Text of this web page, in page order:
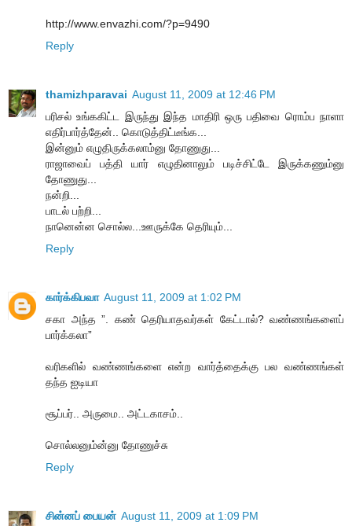
http://www.envazhi.com/?p=9490
Reply
thamizhparavai August 11, 2009 at 12:46 PM
பரிசல் உங்ககிட்ட இருந்து இந்த மாதிரி ஒரு பதிவை ரொம்ப நாளா
எதிர்பார்த்தேன்.. கொடுத்திட்டீங்க...
இன்னும் எழுதிருக்கலாம்னு தோணுது...
ராஜாவைப் பத்தி யார் எழுதினாலும் படிச்சிட்டே இருக்கணும்னு
தோணுது...
நன்றி...
பாடல் பற்றி...
நானென்ன சொல்ல...ஊருக்கே தெரியும்...
Reply
கார்க்கிபவா August 11, 2009 at 1:02 PM
சகா அந்த ”. கண் தெரியாதவர்கள் கேட்டால்? வண்ணங்களைப்
பார்க்கலா”
வரிகளில் வண்ணங்களை என்ற வார்த்தைக்கு பல வண்ணங்கள்
தந்த ஐடியா
சூப்பர்.. அருமை.. அட்டகாசம்..
சொல்லனும்ன்னு தோணுச்சு
Reply
சின்னப் பையன் August 11, 2009 at 1:09 PM